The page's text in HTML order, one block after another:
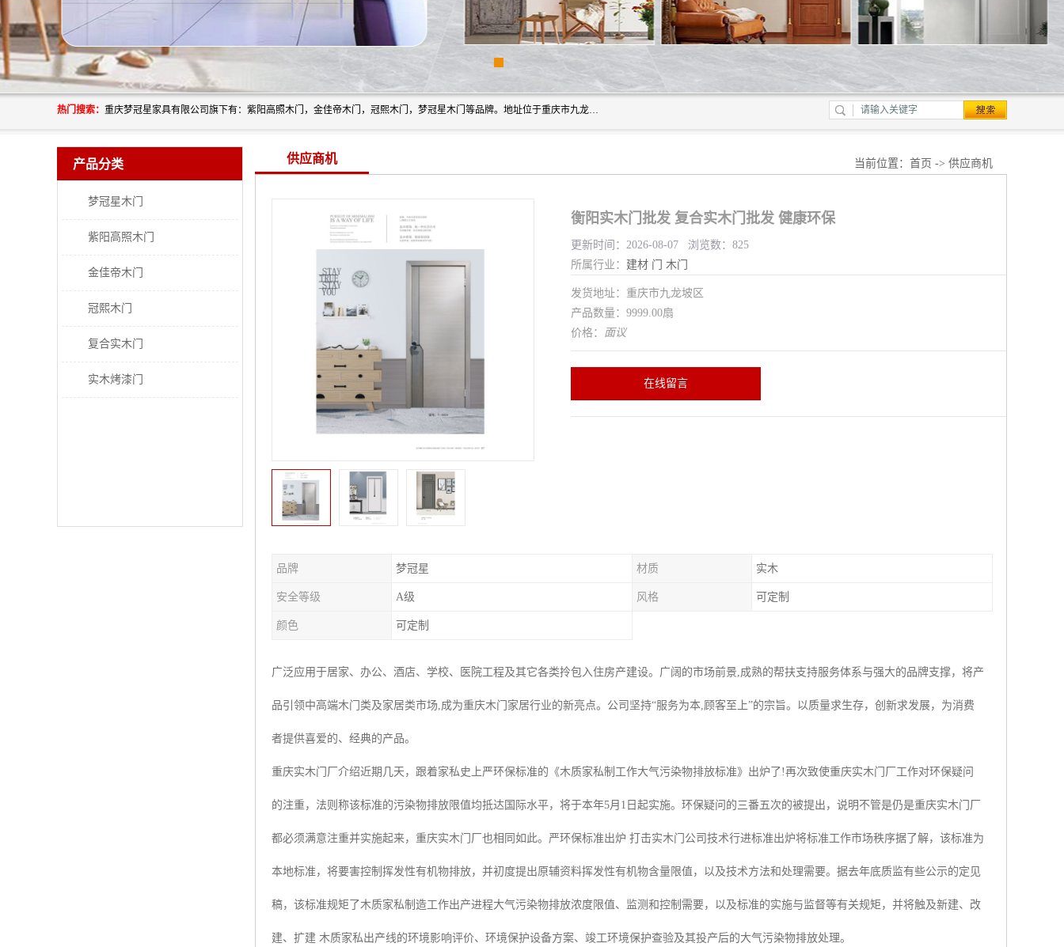
热门搜索： 重庆梦冠星家具有限公司旗下有：紫阳高照木门，金佳帝木门，冠熙木门，梦冠星木门等品牌。地址位于重庆市九龙坡区含谷镇崇兴村7社，欢迎新老客户来访。
产品分类
梦冠星木门
紫阳高照木门
金佳帝木门
冠熙木门
复合实木门
实木烤漆门
供应商机 当前位置： 首页 -> 供应商机
衡阳实木门批发 复合实木门批发 健康环保
更新时间：2026-08-07 浏览数：825
所属行业： 建材 门 木门
发货地址：重庆市九龙坡区
产品数量：9999.00扇
价格： 面议
在线留言
品牌 梦冠星 材质 实木
安全等级 A级 风格 可定制
颜色 可定制
广泛应用于居家、办公、酒店、学校、医院工程及其它各类拎包入住房产建设。广阔的市场前景,成熟的帮扶支持服务体系与强大的品牌支撑，将产
品引领中高端木门类及家居类市场,成为重庆木门家居行业的新亮点。公司坚持“服务为本,顾客至上”的宗旨。以质量求生存，创新求发展，为消费
者提供喜爱的、经典的产品。
重庆实木门厂介绍近期几天，跟着家私史上严环保标准的《木质家私制工作大气污染物排放标准》出炉了!再次致使重庆实木门厂工作对环保疑问
的注重，法则称该标准的污染物排放限值均抵达国际水平，将于本年5月1日起实施。环保疑问的三番五次的被提出，说明不管是仍是重庆实木门厂
都必须满意注重并实施起来，重庆实木门厂也相同如此。严环保标准出炉 打击实木门公司技术行进标准出炉将标准工作市场秩序据了解，该标准为
本地标准，将要害控制挥发性有机物排放，并初度提出原辅资料挥发性有机物含量限值，以及技术方法和处理需要。据去年底质监有些公示的定见
稿，该标准规矩了木质家私制造工作出产进程大气污染物排放浓度限值、监测和控制需要，以及标准的实施与监督等有关规矩，并将触及新建、改
建、扩建 木质家私出产线的环境影响评价、环境保护设备方案、竣工环境保护查验及其投产后的大气污染物排放处理。